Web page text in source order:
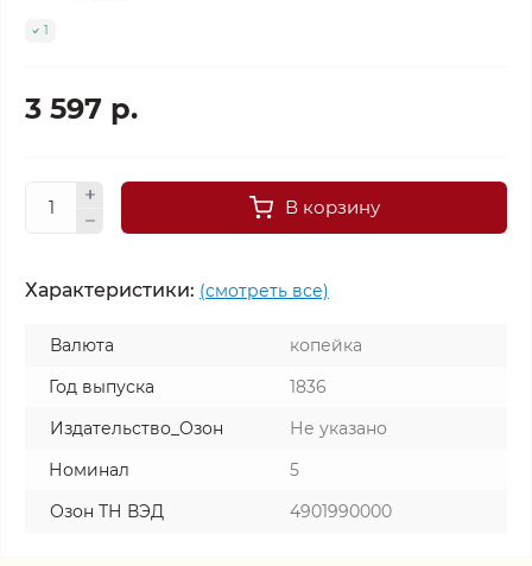
1
3 597 р.
В корзину
Характеристики: (смотреть все)
Валюта
копейка
Год выпуска
1836
Издательство_Озон
Не указано
Номинал
5
Озон ТН ВЭД
4901990000